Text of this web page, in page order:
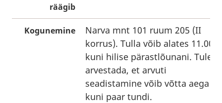
räägib
Kogunemine
Narva mnt 101 ruum 205 (II
korrus). Tulla võib alates 11.00
kuni hilise pärastlõunani. Tuleb
arvestada, et arvuti
seadistamine võib võtta aega
kuni paar tundi.